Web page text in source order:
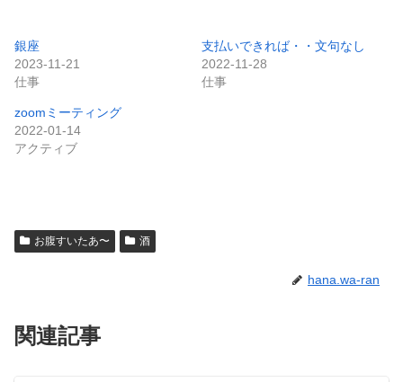
銀座
2023-11-21
仕事
支払いできれば・・文句なし
2022-11-28
仕事
zoomミーティング
2022-01-14
アクティブ
お腹すいたあ〜 酒
hana.wa-ran
関連記事